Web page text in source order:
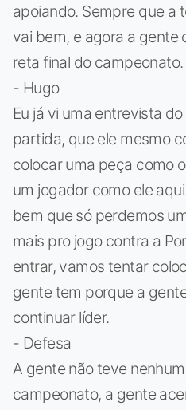
apoiando. Sempre que a
vai bem, e agora a gente
reta final do campeonato.
- Hugo
Eu já vi uma entrevista
partida, que ele mesmo
colocar uma peça como
um jogador como ele
bem que só perdemos
mais pro jogo contra a
entrar, vamos tentar
gente tem porque a
continuar líder.
- Defesa
A gente não teve
campeonato, a gente